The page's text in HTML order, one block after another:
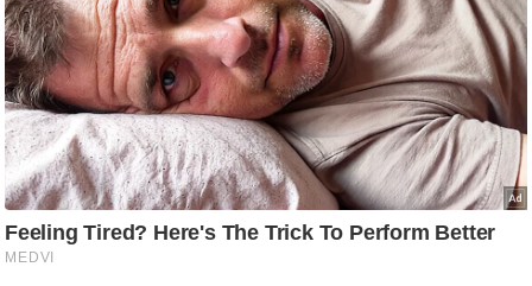
ल्म
स
मी
क्षा
B
r
e
a
k